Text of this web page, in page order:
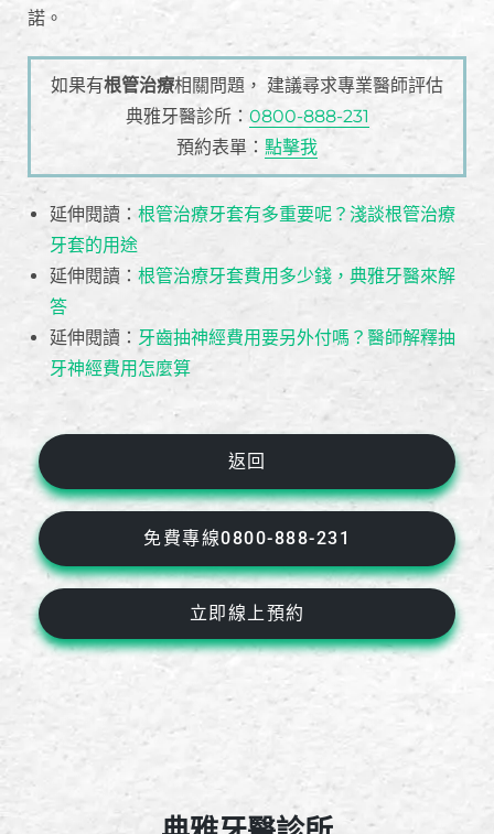
諾。
如果有根管治療相關問題， 建議尋求專業醫師評估
典雅牙醫診所： 0800-888-231
預約表單： 點擊我
延伸閱讀： 根管治療牙套有多重要呢？淺談根管治療
牙套的用途
延伸閱讀： 根管治療牙套費用多少錢，典雅牙醫來解
答
延伸閱讀： 牙齒抽神經費用要另外付嗎？醫師解釋抽
牙神經費用怎麼算
返回
免費專線0800-888-231
立即線上預約